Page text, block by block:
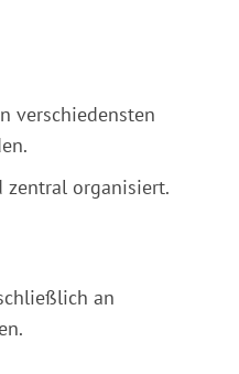
verschiedensten
zentral organisiert.
an